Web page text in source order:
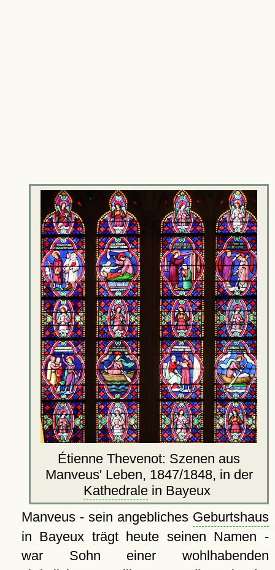
Étienne Thevenot: Szenen aus
Manveus' Leben, 1847/1848, in der
Kathedrale in Bayeux
Manveus - sein angebliches Geburtshaus
in Bayeux trägt heute seinen Namen -
war Sohn einer wohlhabenden